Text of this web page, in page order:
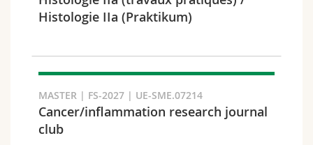
Math.-Nat. und Med. Fak.
Mitarbeitende
Webmail
Semester
Histologie IIa (Praktikum)
MASTER | FS-2027 | UE-SME.07214
Cancer/inflammation research journal
club